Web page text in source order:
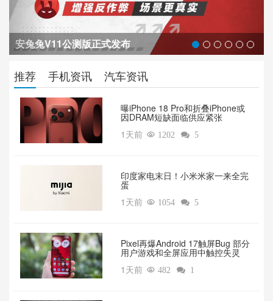
安兔兔V11公测版正式发布
推荐 手机资讯 汽车资讯
曝iPhone 18 Pro和折叠iPhone或
因DRAM短缺面临供应紧张
1天前  1202  5
印度家电末日！小米米家一来全完
蛋
1天前  1054  5
Pixel再爆Android 17触屏Bug 部分
用户游戏和全屏应用中触控失灵
1天前  482  1